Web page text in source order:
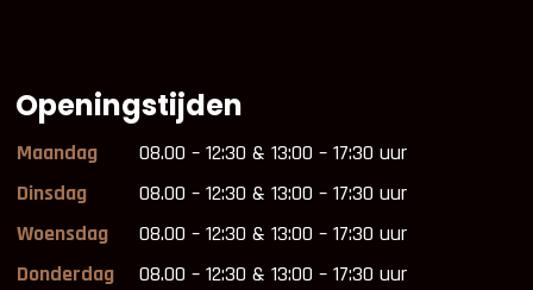
Openingstijden
Maandag
08.00 – 12:30 & 13:00 – 17:30 uur
Dinsdag
08.00 – 12:30 & 13:00 – 17:30 uur
Woensdag
08.00 – 12:30 & 13:00 – 17:30 uur
Donderdag
08.00 – 12:30 & 13:00 – 17:30 uur